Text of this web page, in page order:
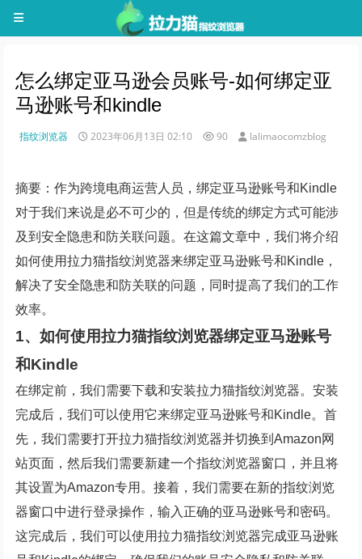
怎么绑定亚马逊会员账号-如何绑定亚
马逊账号和kindle
指纹浏览器 2023年06月13日 02:10 90 lalimaocomzblog
摘要：作为跨境电商运营人员，绑定亚马逊账号和Kindle
对于我们来说是必不可少的，但是传统的绑定方式可能涉
及到安全隐患和防关联问题。在这篇文章中，我们将介绍
如何使用拉力猫指纹浏览器来绑定亚马逊账号和Kindle，
解决了安全隐患和防关联的问题，同时提高了我们的工作
效率。
1、如何使用拉力猫指纹浏览器绑定亚马逊账号
和Kindle
在绑定前，我们需要下载和安装拉力猫指纹浏览器。安装
完成后，我们可以使用它来绑定亚马逊账号和Kindle。首
先，我们需要打开拉力猫指纹浏览器并切换到Amazon网
站页面，然后我们需要新建一个指纹浏览器窗口，并且将
其设置为Amazon专用。接着，我们需要在新的指纹浏览
器窗口中进行登录操作，输入正确的亚马逊账号和密码。
这完成后，我们可以使用拉力猫指纹浏览器完成亚马逊账